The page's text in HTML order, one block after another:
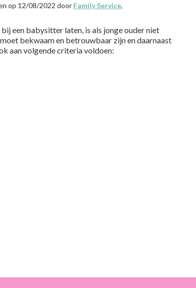
op 12/08/2022 door Family Service,
bij een babysitter laten, is als jonge ouder niet
bekwaam en betrouwbaar zijn en daarnaast
aan volgende criteria voldoen: